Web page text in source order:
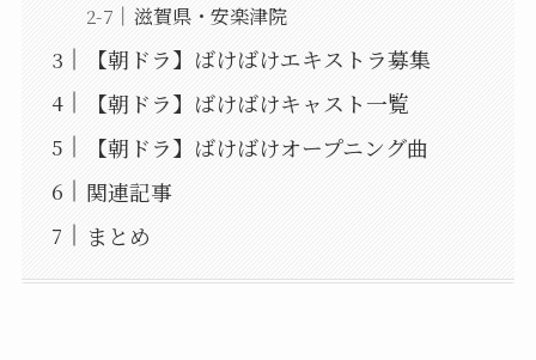
滋賀県・安楽津院
【朝ドラ】ばけばけエキストラ募集
【朝ドラ】ばけばけキャスト一覧
【朝ドラ】ばけばけオープニング曲
関連記事
まとめ